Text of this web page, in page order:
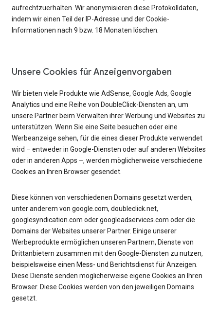
aufrechtzuerhalten. Wir anonymisieren diese Protokolldaten,
indem wir einen Teil der IP-Adresse und der Cookie-
Informationen nach 9 bzw. 18 Monaten löschen.
Unsere Cookies für Anzeigenvorgaben
Wir bieten viele Produkte wie AdSense, Google Ads, Google
Analytics und eine Reihe von DoubleClick-Diensten an, um
unsere Partner beim Verwalten ihrer Werbung und Websites zu
unterstützen. Wenn Sie eine Seite besuchen oder eine
Werbeanzeige sehen, für die eines dieser Produkte verwendet
wird – entweder in Google-Diensten oder auf anderen Websites
oder in anderen Apps –, werden möglicherweise verschiedene
Cookies an Ihren Browser gesendet.
Diese können von verschiedenen Domains gesetzt werden,
unter anderem von google.com, doubleclick.net,
googlesyndication.com oder googleadservices.com oder die
Domains der Websites unserer Partner. Einige unserer
Werbeprodukte ermöglichen unseren Partnern, Dienste von
Drittanbietern zusammen mit den Google-Diensten zu nutzen,
beispielsweise einen Mess- und Berichtsdienst für Anzeigen.
Diese Dienste senden möglicherweise eigene Cookies an Ihren
Browser. Diese Cookies werden von den jeweiligen Domains
gesetzt.